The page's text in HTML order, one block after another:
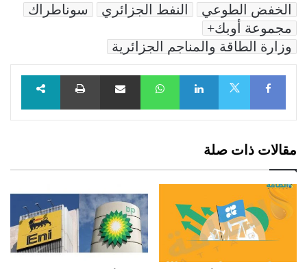
الخفض الطوعي
النفط الجزائري
سوناطراك
مجموعة أوبك+
وزارة الطاقة والمناجم الجزائرية
Facebook
LinkedIn
WhatsAppمشاركة عبر البريد طباعة
مقالات ذات صلة